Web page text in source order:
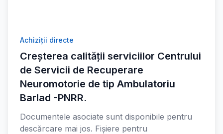
Achiziții directe
Creșterea calității serviciilor Centrului
de Servicii de Recuperare
Neuromotorie de tip Ambulatoriu
Barlad -PNRR.
Documentele asociate sunt disponibile pentru
descărcare mai jos. Fișiere pentru